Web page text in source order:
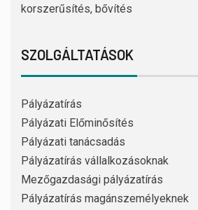
korszerűsítés, bővítés
SZOLGÁLTATÁSOK
Pályázatírás
Pályázati Előminősítés
Pályázati tanácsadás
Pályázatírás vállalkozásoknak
Mezőgazdasági pályázatírás
Pályázatírás magánszemélyeknek